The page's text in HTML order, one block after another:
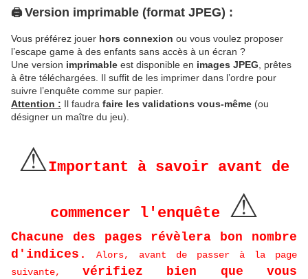
🖨 Version imprimable (format JPEG) :
Vous préférez jouer hors connexion ou vous voulez proposer
l’escape game à des enfants sans accès à un écran ?
Une version imprimable est disponible en images JPEG , prêtes
à être téléchargées. Il suffit de les imprimer dans l’ordre pour
suivre l’enquête comme sur papier.
Attention : Il faudra faire les validations vous-même (ou
désigner un maître du jeu).
⚠Important à savoir avant de
commencer l'enquête ⚠
Chacune des pages révèlera bon nombre
d'indices.
Alors, avant de passer à la page
suivante, vérifiez bien que vous